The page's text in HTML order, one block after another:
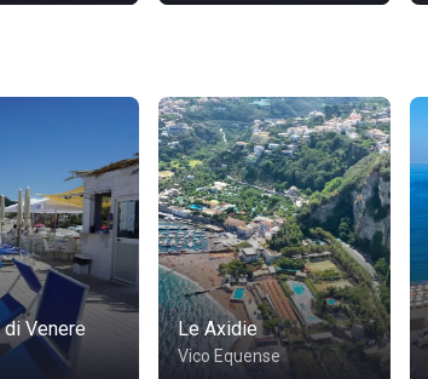
Venere Le Axidie
Vico Equense